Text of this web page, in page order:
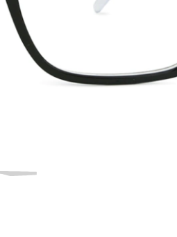
mostíka
Dĺžka
stranice